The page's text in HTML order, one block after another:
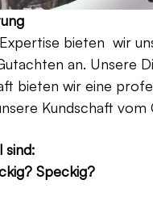
bieten wir
an. Unsere
bieten wir eine
Kundschaft
sind:
Speckig?